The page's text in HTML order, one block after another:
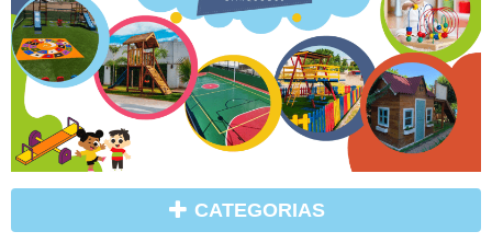
CATEGORIAS